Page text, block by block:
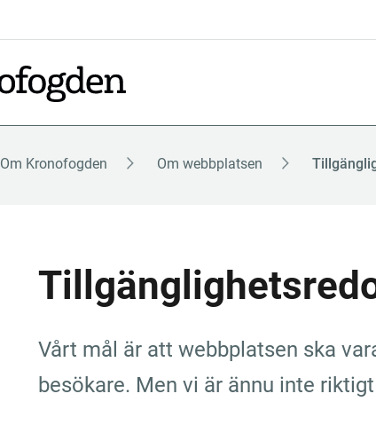
Om Kronofogden Om webbplatsen
Vårt mål är att webbplatsen ska
besökare. Men vi är ännu inte